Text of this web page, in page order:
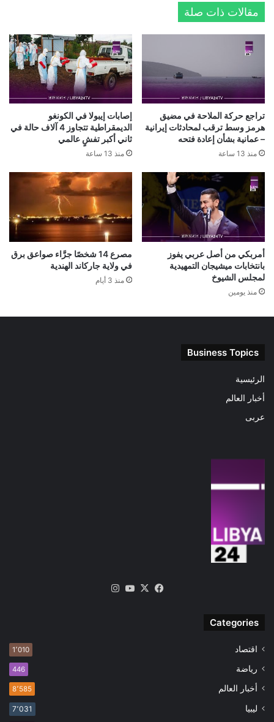
مقالات ذات صلة
تراجع حركة الملاحة في مضيق
هرمز وسط ترقب لمحادثات إيرانية
– عمانية بشأن إعادة فتحه
منذ 13 ساعة
إصابات إيبولا في الكونغو
الديمقراطية تتجاوز 4 آلاف حالة في
ثاني أكبر تفشٍ عالمي
منذ 13 ساعة
أمربكي من أصل عربي يفوز
بانتخابات ميشيجان التمهيدية
لمجلس الشيوخ
منذ يومين
مصرع 14 شخصًا جرَّاء صواعق برق
في ولاية جاركاند الهندية
منذ 3 أيام
Business Topics
الرئيسية
أخبار العالم
عربى
فيسبوك
‫X
‫YouTube
Categories
اقتصاد 1٬010
رياضة 446
أخبار العالم 8٬585
ليبيا 7٬031